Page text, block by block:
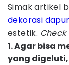
Simak artikel
dekorasi dapur
estetik.
1. Agar bisa
yang